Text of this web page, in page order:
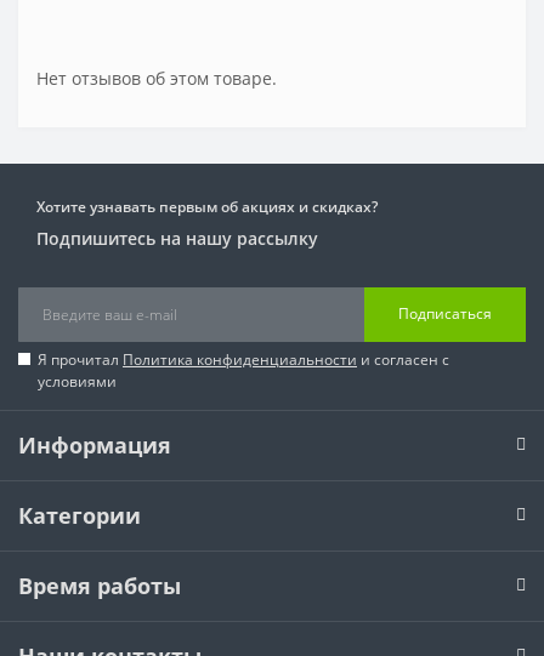
Нет отзывов об этом товаре.
Хотите узнавать первым об акциях и скидках?
Подпишитесь на нашу рассылку
Подписаться
Я прочитал Политика конфиденциальности и согласен с
условиями
Информация
Категории
Время работы